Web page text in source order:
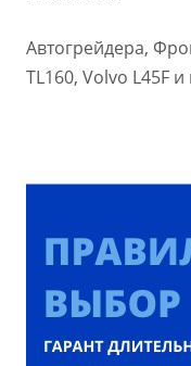
Автогрейдера,
TL160, Volvo L45F